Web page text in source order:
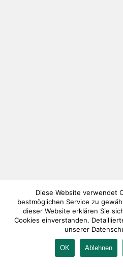
IMPRESSUM KONTAKT
Diese Website verwendet
bestmöglichen Service zu
dieser Website erklären Sie
Cookies einverstanden.
unserer
OK Ablehnen